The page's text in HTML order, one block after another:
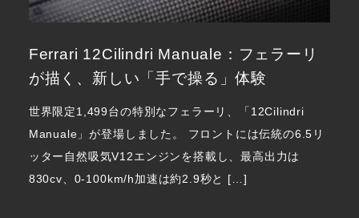
Ferrari 12Cilindri Manuale：フェラーリ
が描く、新しい「手で操る」体験
世界限定1,499台の特別なフェラーリ、「12Cilindri
Manuale」が登場しました。 フロントには伝統の6.5リ
ッター自然吸気V12エンジンを搭載し、最高出力は
830cv、0-100km/h加速は約2.9秒と […]